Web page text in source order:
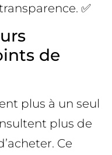
✅
de
plus à un seul
plus de
Ce